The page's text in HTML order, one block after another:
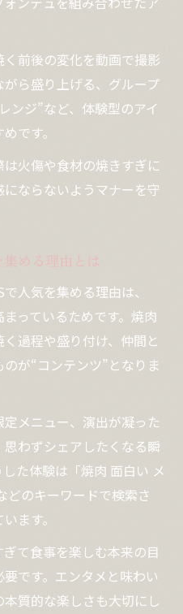
前後の変化を動画で撮影
ら盛り上げる、グループ
ンジ”など、体験型のアイ
です。
火傷や食材の焼きすぎに
ならないようマナーを守
める理由とは
人気を集める理由は、
っているためです。焼肉
過程や盛り付け、仲間と
が“コンテンツ”となりま
メニュー、演出が凝った
わずシェアしたくなる瞬
た体験は「焼肉 面白い メ
どのキーワードで検索さ
ます。
て食事を楽しむ本来の目
です。エンタメと味わい
質的な楽しさも大切にし